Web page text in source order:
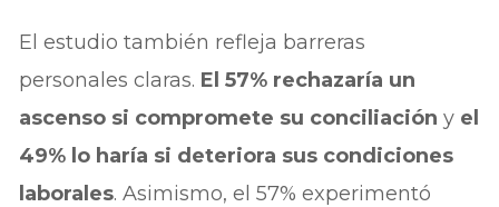
El estudio también refleja barreras
personales claras. El 57% rechazaría un
ascenso si compromete su conciliación y el
49% lo haría si deteriora sus condiciones
laborales. Asimismo, el 57% experimentó